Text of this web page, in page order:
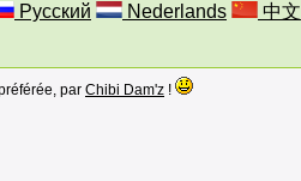
Русский Nederlands 中文
par Chibi Dam'z !